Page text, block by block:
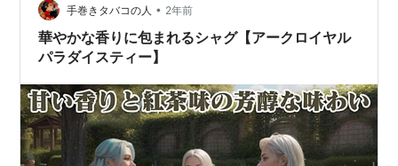
ルを添加したシェリー系ですね なるほど…
手巻きタバコの人 • 2年前
華やかな香りに包まれるシャグ【アークロイヤル
パラダイスティー】